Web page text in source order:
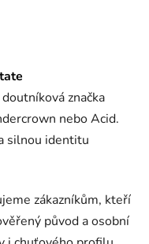
značka
nebo Acid.
silnou identitu
zákazníkům, kteří
původ a osobní